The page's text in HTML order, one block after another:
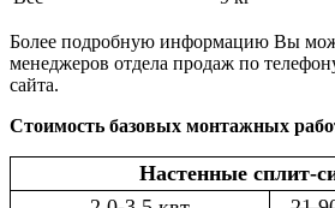
Более подробную информацию Вы
менеджеров отдела продаж по
сайта.
Стоимость базовых монтажных
Настенные сплит-